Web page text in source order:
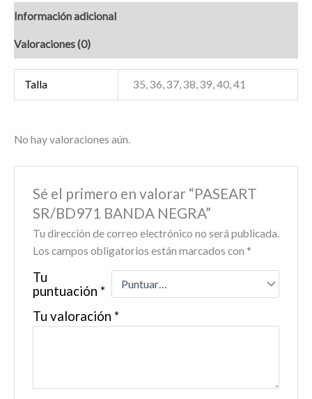
Información adicional
Valoraciones (0)
Talla 35, 36, 37, 38, 39, 40, 41
No hay valoraciones aún.
Sé el primero en valorar “PASEART
SR/BD971 BANDA NEGRA”
Tu dirección de correo electrónico no será publicada.
Los campos obligatorios están marcados con *
Tu
puntuación *
Tu valoración *